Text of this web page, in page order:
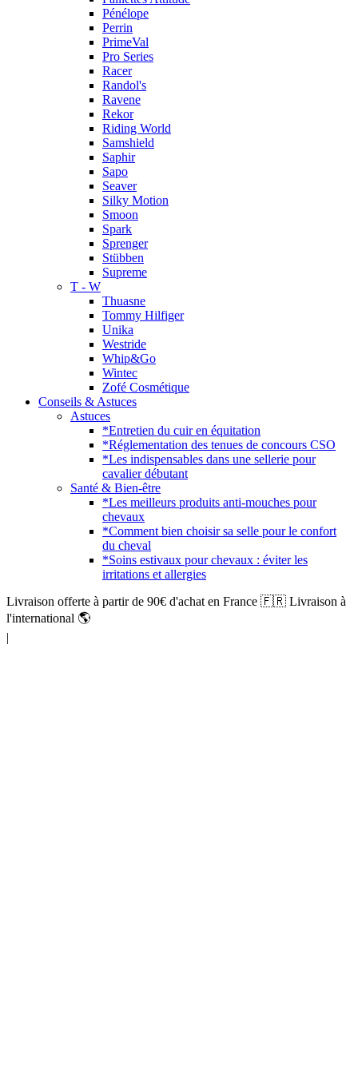
Pénélope
Perrin
PrimeVal
Pro Series
Racer
Randol's
Ravene
Rekor
Riding World
Samshield
Saphir
Sapo
Seaver
Silky Motion
Smoon
Spark
Sprenger
Stübben
Supreme
T - W
Thuasne
Tommy Hilfiger
Unika
Westride
Whip&Go
Wintec
Zofé Cosmétique
Conseils & Astuces
Astuces
*Entretien du cuir en équitation
*Réglementation des tenues de concours CSO
*Les indispensables dans une sellerie pour
cavalier débutant
Santé & Bien-être
*Les meilleurs produits anti-mouches pour
chevaux
*Comment bien choisir sa selle pour le confort
du cheval
*Soins estivaux pour chevaux : éviter les
irritations et allergies
Livraison offerte à partir de 90€ d'achat en France 🇫🇷 Livraison à
l'international 🌎
|